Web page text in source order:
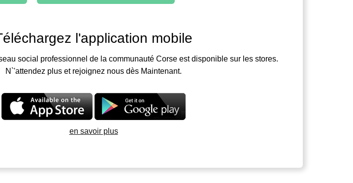
l'application mobile
social professionnel de la communauté Corse est disponible sur les stores.
N`'attendez plus et rejoignez nous dès Maintenant.
en savoir plus